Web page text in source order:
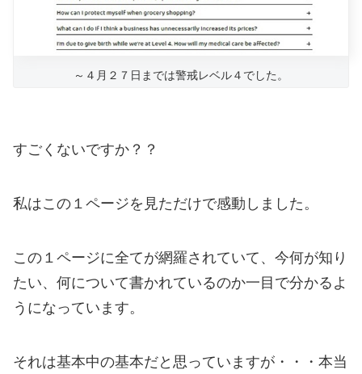
～４月２７日までは警戒レベル４でした。
すごくないですか？？
私はこの１ページを見ただけで感動しました。
この１ページに全てが網羅されていて、今何が知り
たい、何について書かれているのか一目で分かるよ
うになっています。
それは基本中の基本だと思っていますが・・・本当